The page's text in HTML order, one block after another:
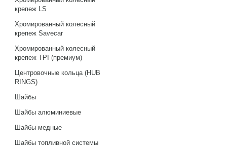
крепеж LS
Хромированный колесный
крепеж Savecar
Хромированный колесный
крепеж TPI (премиум)
Центровочные кольца (HUB
RINGS)
Шайбы
Шайбы алюминиевые
Шайбы медные
Шайбы топливной системы